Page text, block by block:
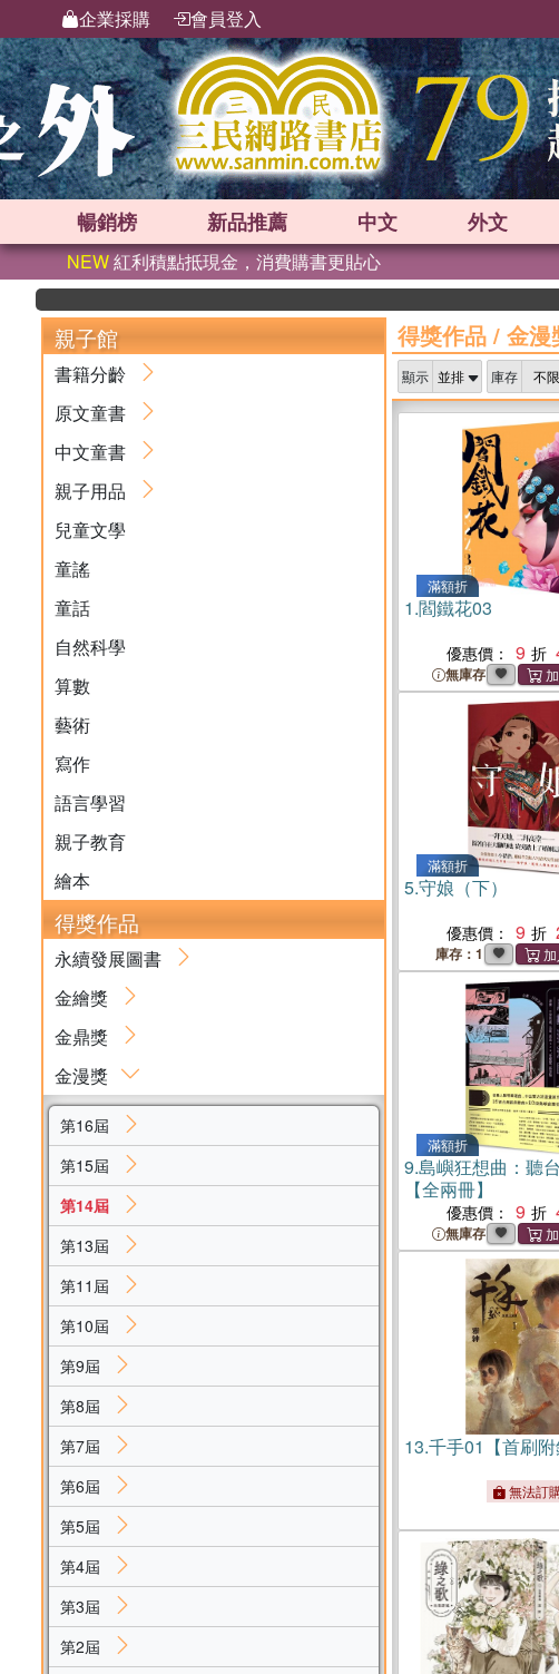
企業採購 會員登入
暢銷榜 新品推薦 中文 外文
NEW紅利積點抵現金，消費購書更貼心
親子館
書籍分齡
原文童書
中文童書
親子用品
兒童文學
童謠
童話
自然科學
算數
藝術
寫作
語言學習
親子教育
繪本
得獎作品
永續發展圖書
金繪獎
金鼎獎
金漫獎
第16屆
第15屆
第14屆
第13屆
第11屆
第10屆
第9屆
第8屆
第7屆
第6屆
第5屆
第4屆
第3屆
第2屆
得獎作品 / 金漫
顯示 庫存
滿額折
1.閻鐵花03
優惠價： 9
無庫存
滿額折
5.守娘（下）
優惠價： 9
庫存：1
滿額折
9.島嶼狂想曲：聽
【全兩冊】
優惠價： 9
無庫存
13.千手01【首刷附
無法訂